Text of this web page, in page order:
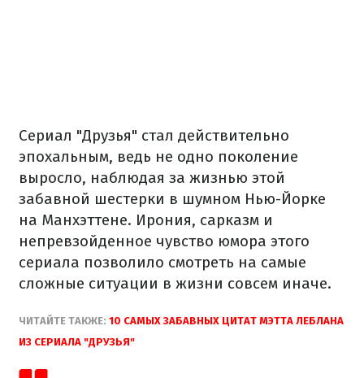
Сериал "Друзья" стал действительно
эпохальным, ведь не одно поколение
выросло, наблюдая за жизнью этой
забавной шестерки в шумном Нью-Йорке
на Манхэттене. Ирония, сарказм и
непревзойденное чувство юмора этого
сериала позволило смотреть на самые
сложные ситуации в жизни совсем иначе.
ЧИТАЙТЕ ТАКЖЕ: 10 САМЫХ ЗАБАВНЫХ ЦИТАТ МЭТТА ЛЕБЛАНА
ИЗ СЕРИАЛА "ДРУЗЬЯ"